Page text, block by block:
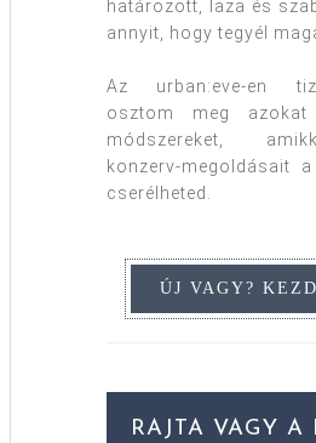
határozott, laza és
annyit, hogy tegyél
Az urban:eve-en
osztom meg
módszereket,
konzerv-megoldásait
cserélheted.
RAJTA VAGY A